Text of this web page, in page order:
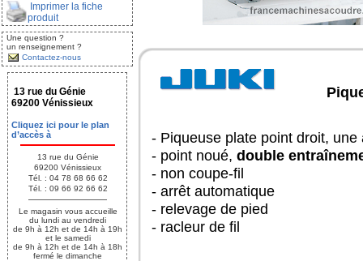
Imprimer la fiche
produit
Une question ?
un renseignement ?
Contactez-nous
13 rue du Génie
69200 Vénissieux
Cliquez ici pour le plan
d’accès à
13 rue du Génie
69200 Vénissieux
Tél. : 04 78 68 66 62
Tél. : 09 66 92 66 62
Le magasin vous accueille
du lundi au vendredi
de 9h à 12h et de 14h à 19h
et le samedi
de 9h à 12h et de 14h à 18h
fermé le dimanche
- Piqueuse plate point droit, une
- point noué, double
- non coupe-fil
- arrêt automatique
- relevage de pied
- racleur de fil